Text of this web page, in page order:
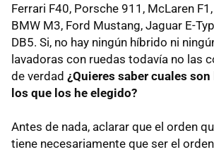
Ferrari F40, Porsche 911, McLaren
BMW M3, Ford Mustang, Jaguar E-
DB5. Si, no hay ningún híbrido ni
lavadoras con ruedas todavía no las
de verdad ¿Quieres saber cuales
los que los he elegido?
Antes de nada, aclarar que el orden
tiene necesariamente que ser el